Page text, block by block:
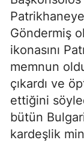
Göndermiş
ikonasını
memnun
çıkardı ve
ettiğini
bütün
kardeşlik